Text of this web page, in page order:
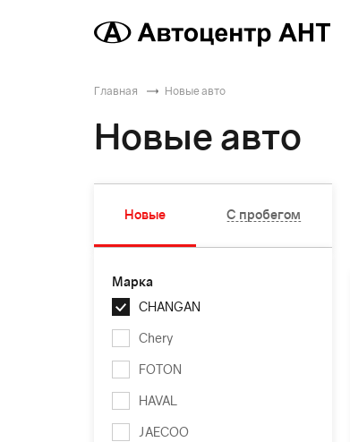
Главная Новые авто
Новые авто
Новые С пробегом
Марка
CHANGAN
Chery
FOTON
HAVAL
JAECOO